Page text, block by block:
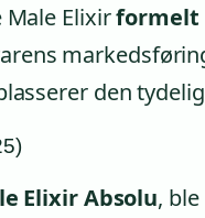
Male Elixirformelt
den
Elixir Absolu,